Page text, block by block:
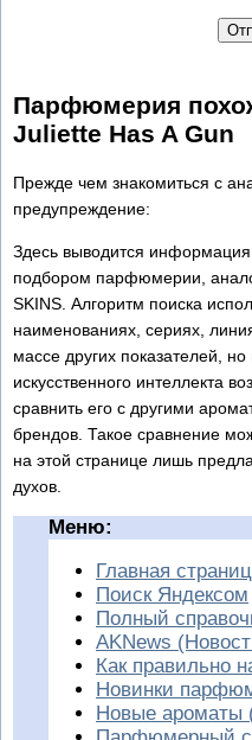
Парфюмерия
Juliette Has A Gun
Прежде чем знакомиться с
предупреждение:
Здесь выводится
подбором парфюмерии,
SKINS. Алгоритм поиска
наименованиях, сериях,
массе других показателей,
искусственного интеллекта
сравнить его с другими
брендов. Такое сравнение
на этой странице лишь
духов.
Меню:
Главная
Поиск Яндексом
Полный
AKNews
Как правильно
Новинки
Новые ароматы